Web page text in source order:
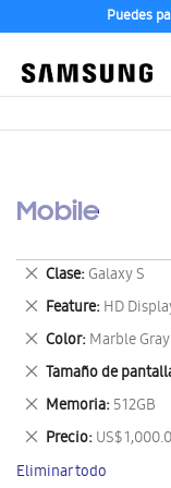
Puedes
Mobile
Clase Galaxy S
Eliminar
este
artículo
Feature HD
Eliminar
este
artículo
Color Marble Gray
Eliminar
este
artículo
Tamaño de
Eliminar
este
artículo
Memoria 512GB
Eliminar
este
artículo
Precio US$
Eliminar
este
artículo
Eliminar todo